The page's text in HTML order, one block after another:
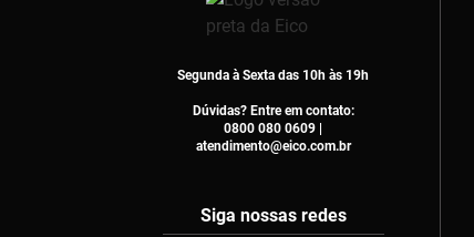
Segunda à Sexta das 10h às 19h
Dúvidas? Entre em contato:
0800 080 0609 |
atendimento@eico.com.br
Siga nossas redes